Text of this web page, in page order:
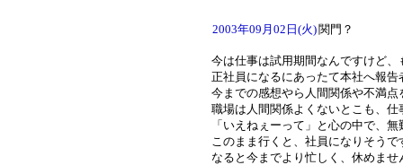
2003年09月02日(火) 関門？
今は仕事は試用期間なんですけど、
正社員になるにあったて本社へ報
今までの感想やら人間関係や不満
職場は人間関係よくないとこも、
「いえねぇーって」と心の中で、
このまま行くと、社員になりそうで
なると今までより忙しく、休めま